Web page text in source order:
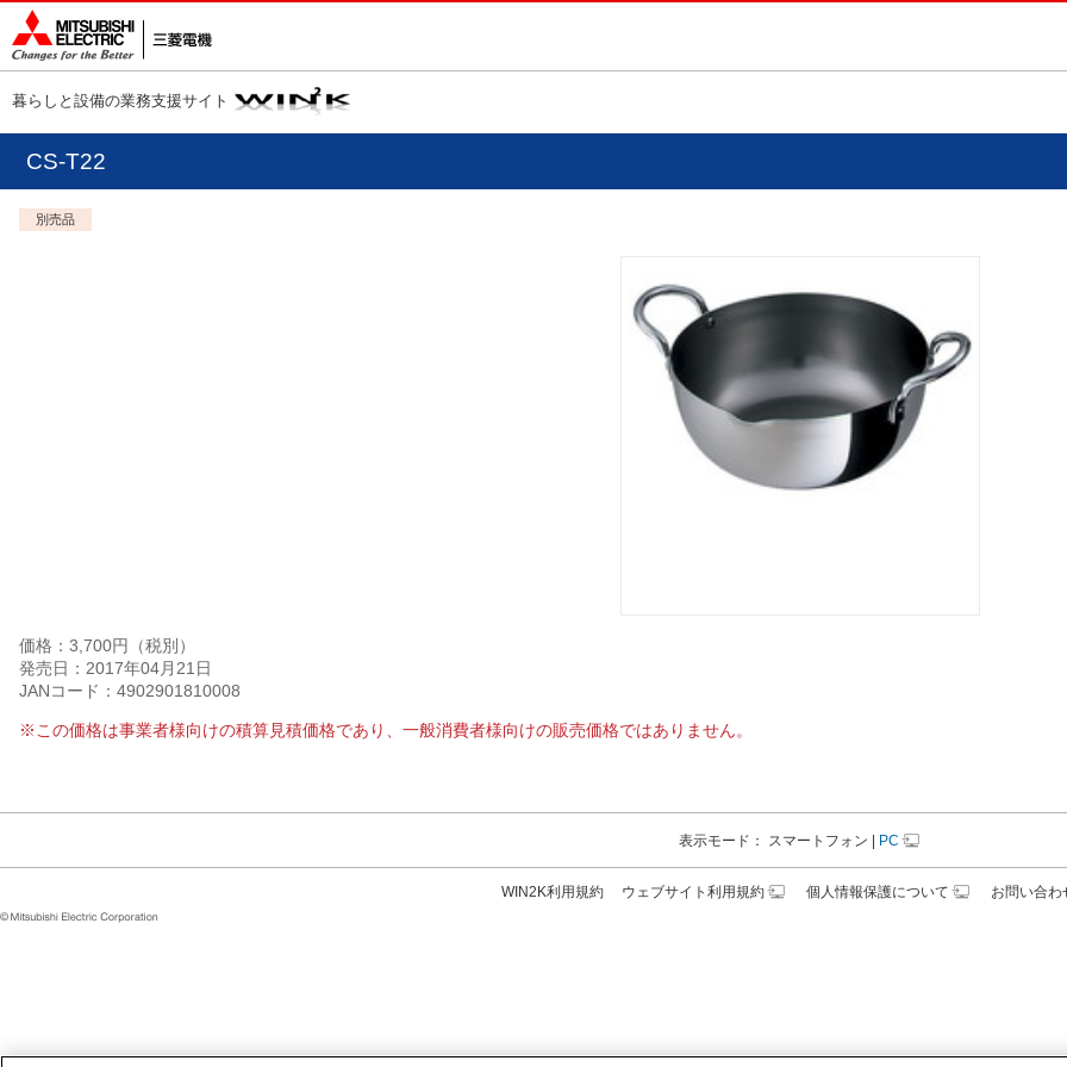
暮らしと設備の業務支援サイト
CS-T22
別売品
価格：3,700円（税別）
発売日：2017年04月21日
JANコード：4902901810008
※この価格は事業者様向けの積算見積価格であり、一般消費者様向けの販売価格ではありません。
表示モード： スマートフォン PC
WIN2K利用規約 ウェブサイト利用規約 個人情報保護について お問い合わ